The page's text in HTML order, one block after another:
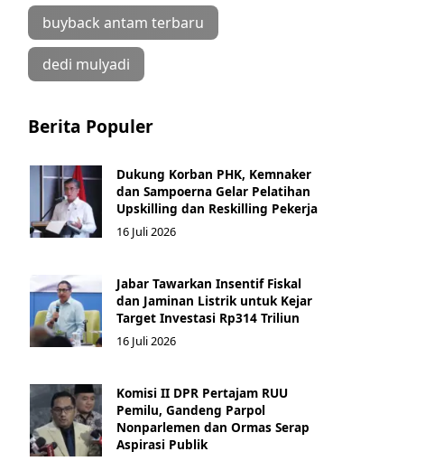
buyback antam terbaru
dedi mulyadi
Berita Populer
Dukung Korban PHK, Kemnaker
dan Sampoerna Gelar Pelatihan
Upskilling dan Reskilling Pekerja
16 Juli 2026
Jabar Tawarkan Insentif Fiskal
dan Jaminan Listrik untuk Kejar
Target Investasi Rp314 Triliun
16 Juli 2026
Komisi II DPR Pertajam RUU
Pemilu, Gandeng Parpol
Nonparlemen dan Ormas Serap
Aspirasi Publik